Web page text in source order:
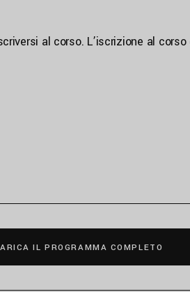
al corso. L’iscrizione al
IL PROGRAMMA COMPLETO